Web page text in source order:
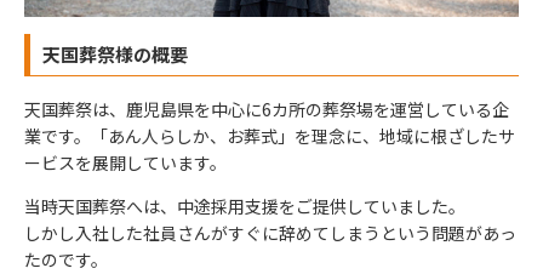
天国葬祭様の概要
天国葬祭は、鹿児島県を中心に6カ所の葬祭場を運営している企
業です。「あん人らしか、お葬式」を理念に、地域に根ざしたサ
ービスを展開しています。
当時天国葬祭へは、中途採用支援をご提供していました。
しかし入社した社員さんがすぐに辞めてしまうという問題があっ
たのです。